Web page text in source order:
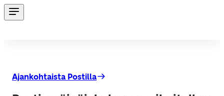
Ajankohtaista Postilla